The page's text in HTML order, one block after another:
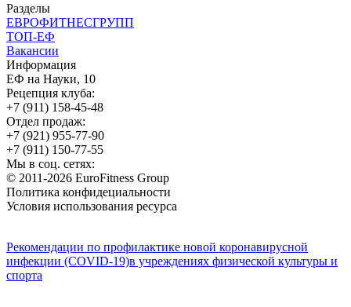
Разделы
ЕВРОФИТНЕСГРУПП
ТОП-ЕФ
Вакансии
Информация
ЕФ на Науки, 10
Рецепция клуба:
+7 (911) 158-45-48
Отдел продаж:
+7 (921) 955-77-90
+7 (911) 150-77-55
Мы в соц. сетях:
© 2011-2026 EuroFitness Group
Политика конфидециальности
Условия использования ресурса
Рекомендации по профилактике новой коронавирусной
инфекции (COVID-19)в учреждениях физической культуры и
спорта